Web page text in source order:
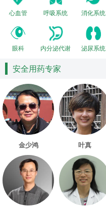
心血管 呼吸系统 消化系统
眼科 内分泌代谢 泌尿系统
安全用药专家
金少鸿 叶真